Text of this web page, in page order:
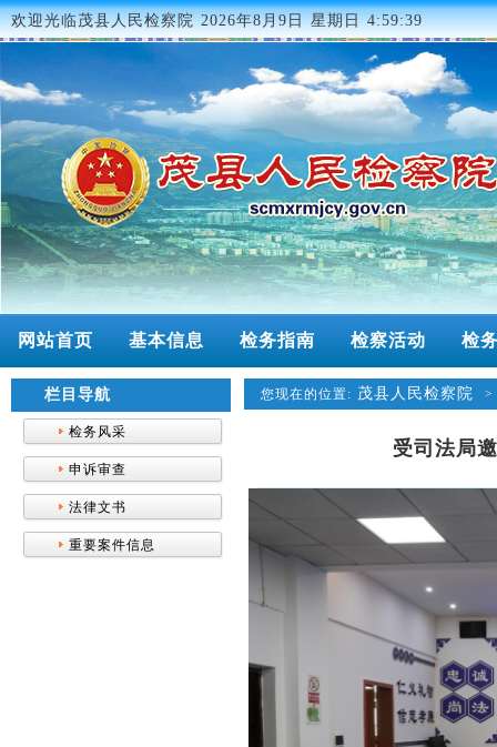
欢迎光临茂县人民检察院2026年8月9日 星期日 4:59:39
网站首页 基本信息 检务指南 检察活动 检
栏目导航
检务风采
申诉审查
法律文书
重要案件信息
您现在的位置: 茂县人民检察院
受司法局